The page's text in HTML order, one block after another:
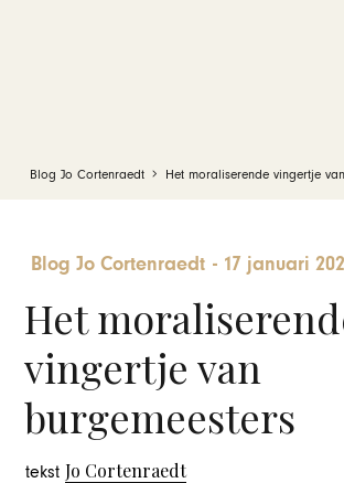
Blog Jo Cortenraedt Het moraliserende vingertje
Blog Jo Cortenraedt - 17 januari
Het
vingertje van
burgemeesters
tekstJo Cortenraedt